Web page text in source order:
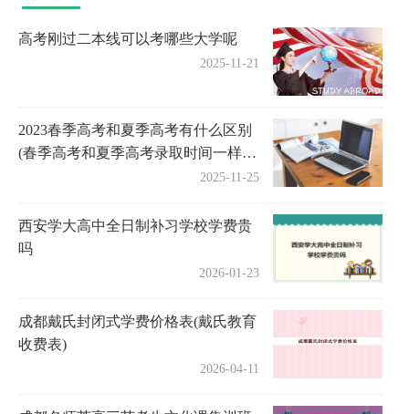
高考刚过二本线可以考哪些大学呢
2025-11-21
2023春季高考和夏季高考有什么区别
(春季高考和夏季高考录取时间一样
2025-11-25
西安学大高中全日制补习学校学费贵
吗
2026-01-23
成都戴氏封闭式学费价格表(戴氏教育
收费表)
2026-04-11